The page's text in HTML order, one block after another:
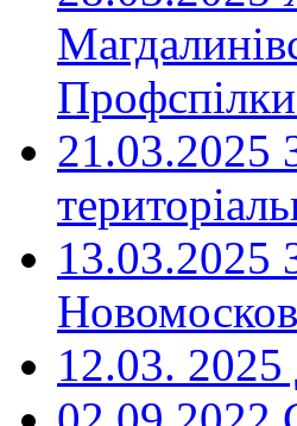
Профспілки
21.03.2025
13.03.2025
12.03. 2025